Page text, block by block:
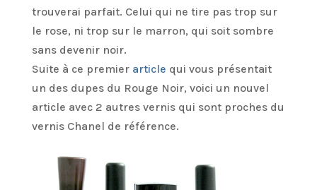
trouverai parfait. Celui qui ne tire pas trop sur
le rose, ni trop sur le marron, qui soit sombre
sans devenir noir.
Suite à ce premierarticle qui vous présentait
un des dupes du Rouge Noir, voici un nouvel
article avec 2 autres vernis qui sont proches du
vernis Chanel de référence.